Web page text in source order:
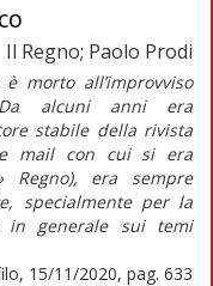
Il Regno; Paolo Prodi
morto all’improvviso
Da alcuni anni era
stabile della rivista
mail con cui si era
Regno), era sempre
specialmente per la
in generale sui temi
15/11/2020, pag. 633